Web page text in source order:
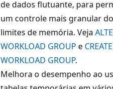
de dados flutuante, para
um controle mais granular
limites de memória. Veja
WORKLOAD GROUP e CREATE
WORKLOAD GROUP.
Melhora o desempenho ao